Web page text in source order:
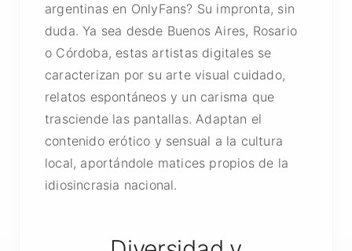
argentinas en OnlyFans? Su impronta, sin
duda. Ya sea desde Buenos Aires, Rosario
o Córdoba, estas artistas digitales se
caracterizan por su arte visual cuidado,
relatos espontáneos y un carisma que
trasciende las pantallas. Adaptan el
contenido erótico y sensual a la cultura
local, aportándole matices propios de la
idiosincrasia nacional.